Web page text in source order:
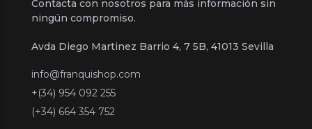
Contacta con nosotros para más información sin
ningún compromiso.
Avda Diego Martinez Barrio 4, 7 5B, 41013 Sevilla
info@franquishop.com
+(34) 954 092 255
(+34) 664 354 752